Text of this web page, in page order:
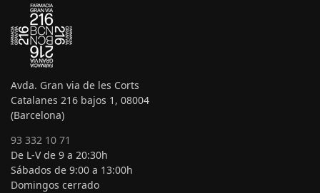
Avda. Gran via de les Corts
Catalanes 216 bajos 1, 08004
(Barcelona)
93 332 10 71
De L-V de 9 a 20:30h
Sábados de 9:00 a 13:00h
Domingos cerrado